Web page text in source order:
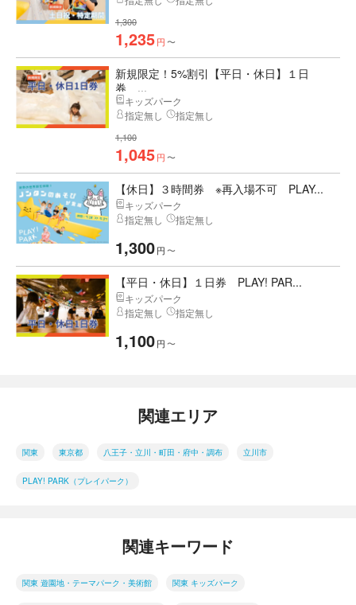
1,300
1,235円 〜
新規限定！5%割引【平日・休日】１日
券 ...
キッズパーク
指定無し
指定無し
1,100
1,045円 〜
【休日】３時間券 ※再入場不可 PLAY...
キッズパーク
指定無し
指定無し
1,300円 〜
【平日・休日】１日券 PLAY! PAR...
キッズパーク
指定無し
指定無し
1,100円 〜
関連エリア
関東 東京都 八王子・立川・町田・府中・調布 立川市
PLAY! PARK（プレイパーク）
関連キーワード
関東 遊園地・テーマパーク・美術館 関東 キッズパーク